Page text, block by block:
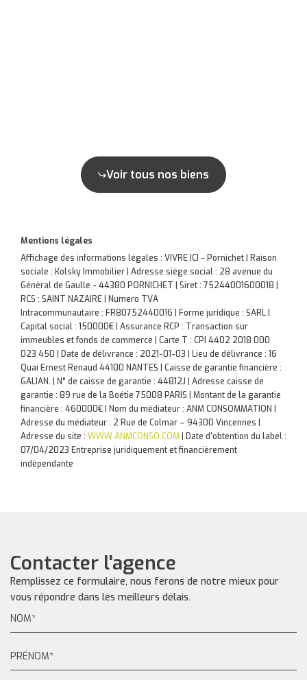
Voir tous nos biens
Mentions légales
Affichage des informations légales : VIVRE ICI - Pornichet | Raison
sociale : Kolsky Immobilier | Adresse siège social : 28 avenue du
Général de Gaulle - 44380 PORNICHET | Siret : 75244001600018 |
RCS : SAINT NAZAIRE | Numero TVA
Intracommunautaire : FR80752440016 | Forme juridique : SARL |
Capital social : 150000€ | Assurance RCP : Transaction sur
immeubles et fonds de commerce | Carte T : CPI 4402 2018 000
023 450 | Date de délivrance : 2021-01-03 | Lieu de délivrance : 16
Quai Ernest Renaud 44100 NANTES | Caisse de garantie financière :
GALIAN. | N° de caisse de garantie : 44812J | Adresse caisse de
garantie : 89 rue de la Boétie 75008 PARIS | Montant de la garantie
financière : 460000€ | Nom du médiateur : ANM CONSOMMATION |
Adresse du médiateur : 2 Rue de Colmar – 94300 Vincennes |
Adresse du site : WWW.ANMCONSO.COM | Date d'obtention du label :
07/04/2023 Entreprise juridiquement et financièrement
indépendante
Contacter l'agence
Remplissez ce formulaire, nous ferons de notre mieux pour
vous répondre dans les meilleurs délais.